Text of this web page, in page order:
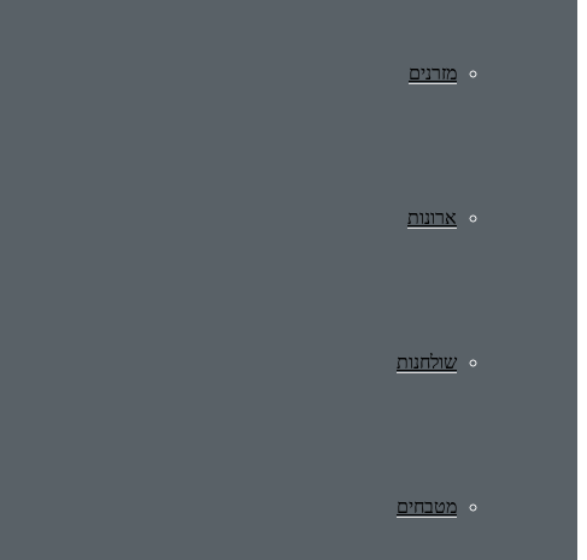
מזרנים
ארונות
שולחנות
מטבחים